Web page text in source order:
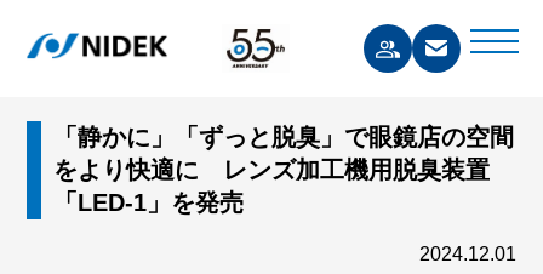
「静かに」「ずっと脱臭」で眼鏡店の空間
をより快適に レンズ加工機用脱臭装置
「LED-1」を発売
2024.12.01